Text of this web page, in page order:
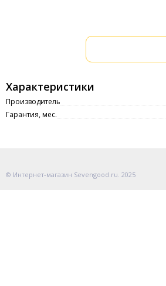
Характеристики
Производитель
Гарантия, мес.
© Интернет-магазин Sevengood.ru. 2025